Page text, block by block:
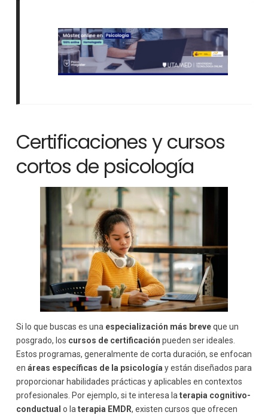
Certificaciones y cursos
cortos de psicología
Si lo que buscas es una especialización más breveque un
posgrado, los cursos de certificación pueden ser ideales.
Estos programas, generalmente de corta duración, se enfocan
en áreas específicas de la psicología y están diseñados para
proporcionar habilidades prácticas y aplicables en contextos
profesionales. Por ejemplo, si te interesa laterapia cognitivo-
conductual o laterapia EMDR, existen cursos que ofrecen